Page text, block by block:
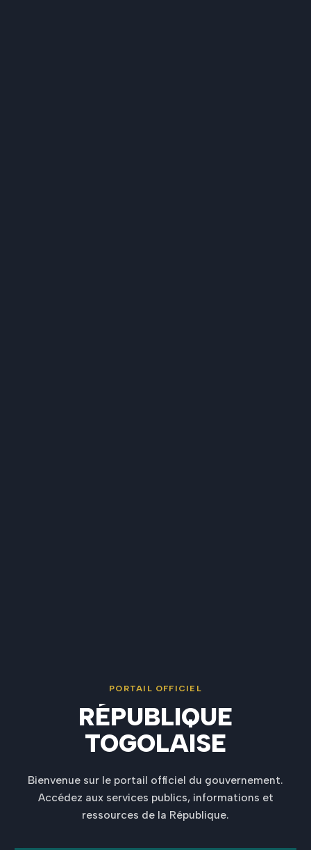
PORTAIL OFFICIEL
RÉPUBLIQUE
TOGOLAISE
Bienvenue sur le portail officiel du gouvernement.
Accédez aux services publics, informations et
ressources de la République.